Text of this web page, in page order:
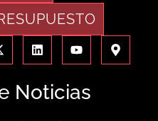
Noticias